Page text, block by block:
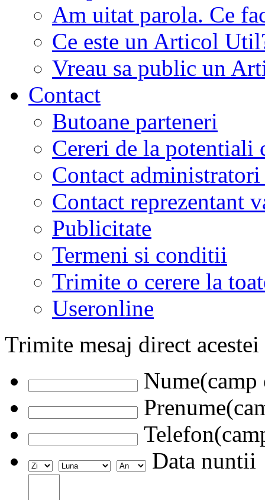
Am uitat parola. Ce
Ce este un Articol
Vreau sa public un
Contact
Butoane parteneri
Cereri de la potentiali
Contact
Contact reprezentant
Publicitate
Termeni si conditii
Trimite o cerere la
Useronline
Trimite mesaj direct
Data nuntii